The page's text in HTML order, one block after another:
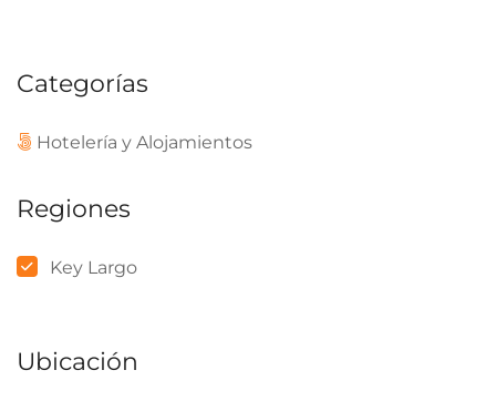
Categorías
Hotelería y Alojamientos
Regiones
Key Largo
Ubicación